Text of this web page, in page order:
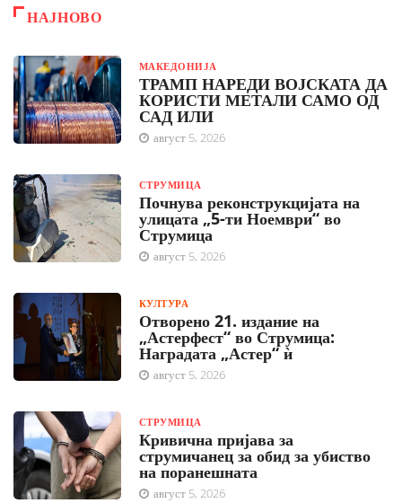
НАЈНОВО
МАКЕДОНИЈА
ТРАМП НАРЕДИ ВОЈСКАТА ДА
КОРИСТИ МЕТАЛИ САМО ОД
САД ИЛИ
август 5, 2026
СТРУМИЦА
Почнува реконструкцијата на
улицата „5-ти Ноември“ во
Струмица
август 5, 2026
КУЛТУРА
Отворено 21. издание на
„Астерфест“ во Струмица:
Наградата „Астер“ ѝ
август 5, 2026
СТРУМИЦА
Кривична пријава за
струмичанец за обид за убиство
на поранешната
август 5, 2026